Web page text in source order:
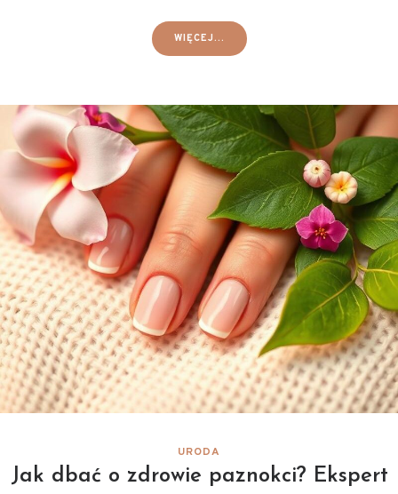
WIĘCEJ...
URODA
Jak dbać o zdrowie paznokci? Ekspert